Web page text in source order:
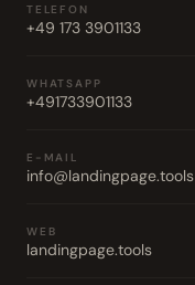
TELEFON
+49 173 3901133
WHATSAPP
+491733901133
E-MAIL
info@landingpage.tools
WEB
landingpage.tools